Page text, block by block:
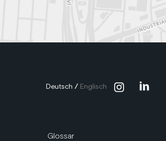
Deutsch / Englisch
Glossar